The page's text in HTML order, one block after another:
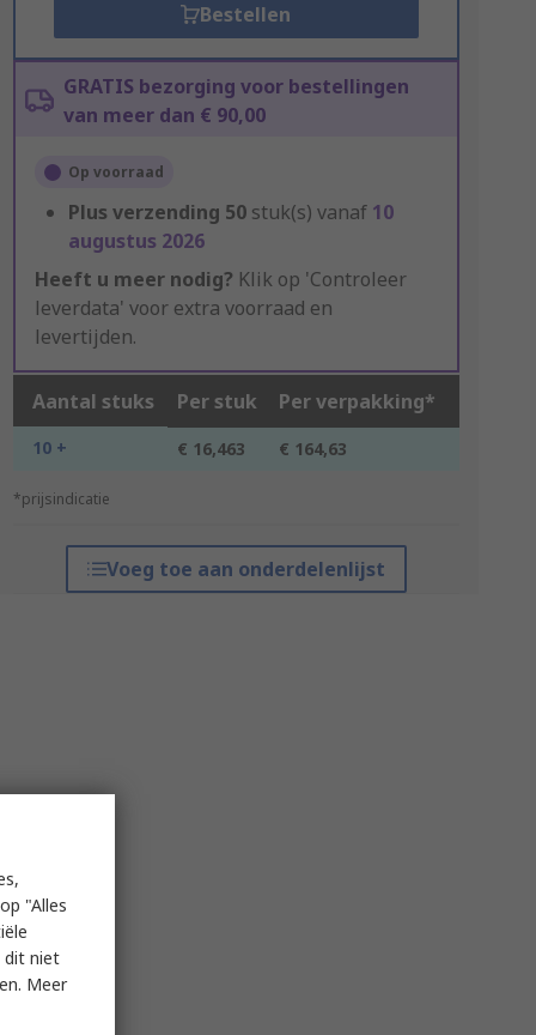
Bestellen
GRATIS bezorging voor bestellingen
van meer dan € 90,00
Op voorraad
Plus verzending 50 stuk(s) vanaf 10
augustus 2026
Heeft u meer nodig? Klik op 'Controleer
leverdata' voor extra voorraad en
levertijden.
Aantal stuks Per stuk Per verpakking*
10 + € 16,463 € 164,63
*prijsindicatie
Voeg toe aan onderdelenlijst
"Alles
dit niet
Meer